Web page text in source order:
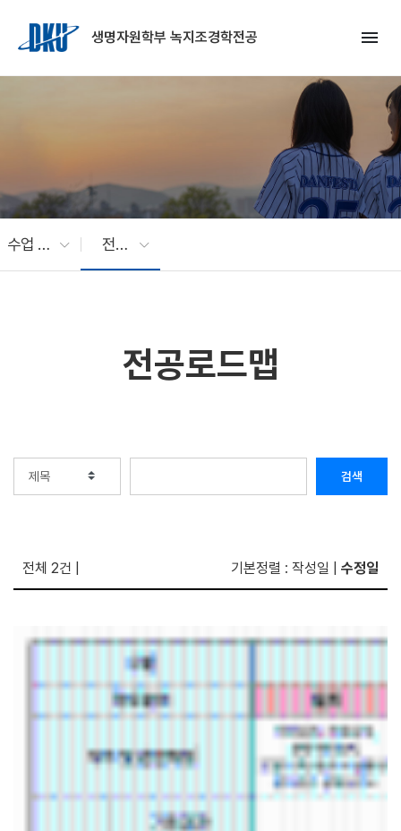
생명자원학부 녹지조경학전공
menu
수업 및 전공활동 전공로드맵
전공로드맵
검색
전체 2건 기본정렬 : 작성일 수정일